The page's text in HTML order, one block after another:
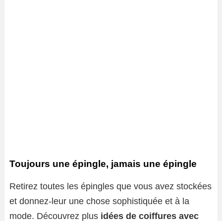
Toujours une épingle, jamais une épingle
Retirez toutes les épingles que vous avez stockées
et donnez-leur une chose sophistiquée et à la
mode. Découvrez plus idées de coiffures avec